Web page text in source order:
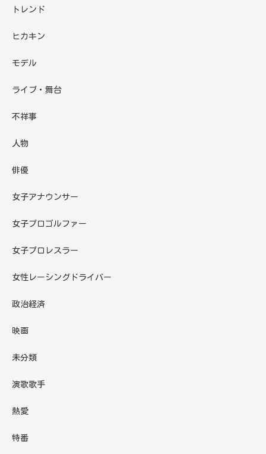
トレンド
ヒカキン
モデル
ライブ・舞台
不祥事
人物
俳優
女子アナウンサー
女子プロゴルファー
女子プロレスラー
女性レーシングドライバー
政治経済
映画
未分類
演歌歌手
熱愛
特番